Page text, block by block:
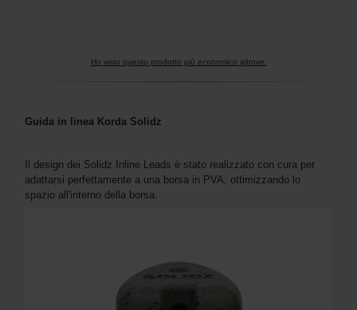
Ho visto questo prodotto più economico altrove.
Guida in linea Korda Solidz
Il design dei Solidz Inline Leads è stato realizzato con cura per
adattarsi perfettamente a una borsa in PVA, ottimizzando lo
spazio all'interno della borsa.